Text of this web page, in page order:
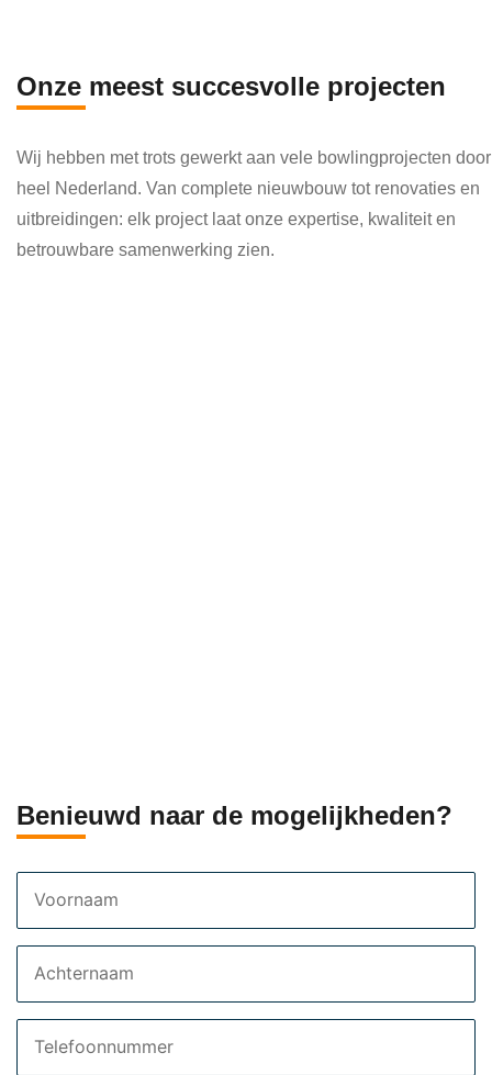
kund
Onze meest succesvolle projecten
Wij hebben met trots gewerkt aan vele bowlingprojecten door
heel Nederland. Van complete nieuwbouw tot renovaties en
uitbreidingen: elk project laat onze expertise, kwaliteit en
betrouwbare samenwerking zien.
Benieuwd naar de mogelijkheden?